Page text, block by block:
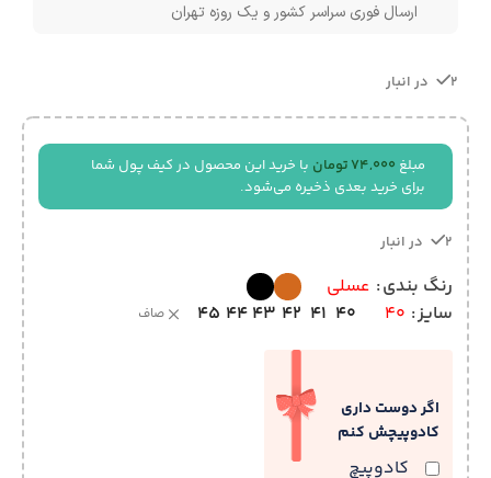
ارسال فوری سراسر کشور و یک روزه تهران
2 در انبار
مبلغ 74,000تومان با خرید این محصول در کیف پول شما
برای خرید بعدی ذخیره می‌شود.
2 در انبار
رنگ بندی عسلی
سایز 40
40
41
42
43
44
45 صاف
اگر دوست داری
کادوپیچش کنم
کادوپیچ